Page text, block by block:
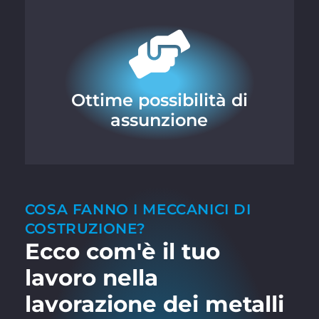
Ottime possibilità di
assunzione
COSA FANNO I MECCANICI DI
COSTRUZIONE?
Ecco com'è il tuo
lavoro nella
lavorazione dei metalli